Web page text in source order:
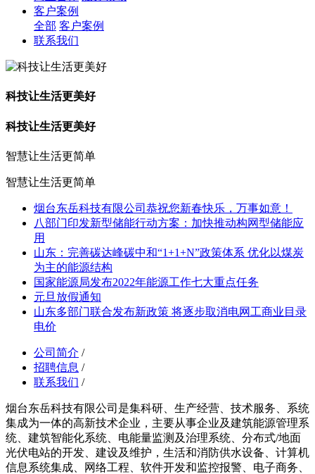
客户案例
全部 客户案例
联系我们
科技让生活更美好
科技让生活更美好
智慧让生活更简单
智慧让生活更简单
烟台东岳科技有限公司恭祝您新春快乐，万事如意！
八部门印发新型储能行动方案：加快推动构网型储能应
用
山东：完善碳达峰碳中和“1+1+N”政策体系 优化以煤炭
为主的能源结构
国家能源局发布2022年能源工作七大重点任务
元旦放假通知
山东多部门联合发布新政策 将逐步取消电网工商业目录
电价
公司简介 /
招聘信息 /
联系我们 /
烟台东岳科技有限公司是集科研、生产经营、技术服务、系统
集成为一体的高新技术企业，主要从事企业及建筑能源管理系
统、建筑智能化系统、电能量监测及治理系统、分布式/地面
光伏电站的开发、建设及维护，生活和消防供水设备、计算机
信息系统集成、网络工程、软件开发和监控报警、电子商务、